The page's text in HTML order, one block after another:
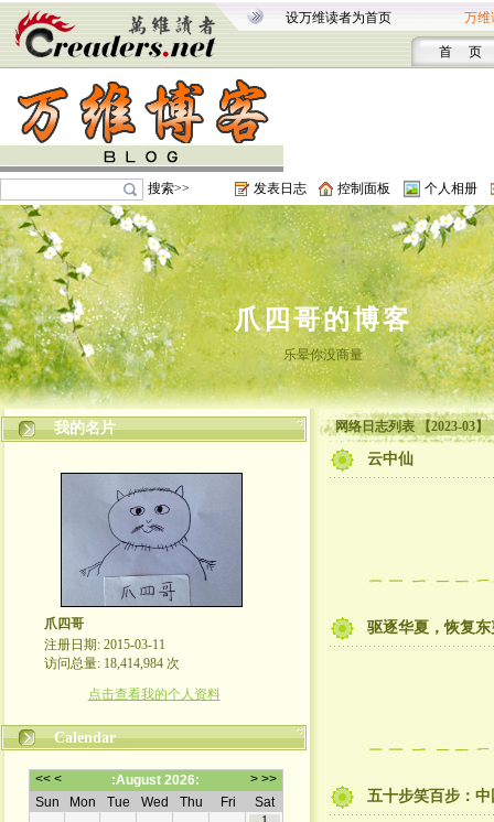
设万维读者为首页 万维
首 页
搜索>> 发表日志 控制面板 个人相册
爪四哥的博客
乐晕你没商量
我的名片
爪四哥
注册日期: 2015-03-11
访问总量: 18,414,984 次
点击查看我的个人资料
Calendar
网络日志列表 【2023-03】
云中仙
驱逐华夏，恢复东
五十步笑百步：